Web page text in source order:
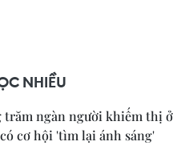
NHIỀU
trăm ngàn người khiếm thị
cơ hội 'tìm lại ánh sáng'